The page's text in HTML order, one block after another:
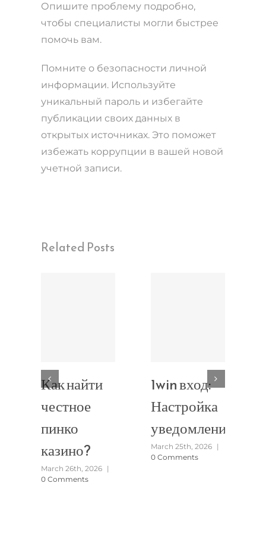
Опишите проблему подробно,
чтобы специалисты могли быстрее
помочь вам.
Помните о безопасности личной
информации. Используйте
уникальный пароль и избегайте
публикации своих данных в
открытых источниках. Это поможет
избежать коррупции в вашей новой
учетной записи.
Related Posts
Как найти
честное
пинко
казино?
March 26th, 2026
|
0 Comments
1win вход:
Настройка
уведомлений
March 25th, 2026
|
0 Comments